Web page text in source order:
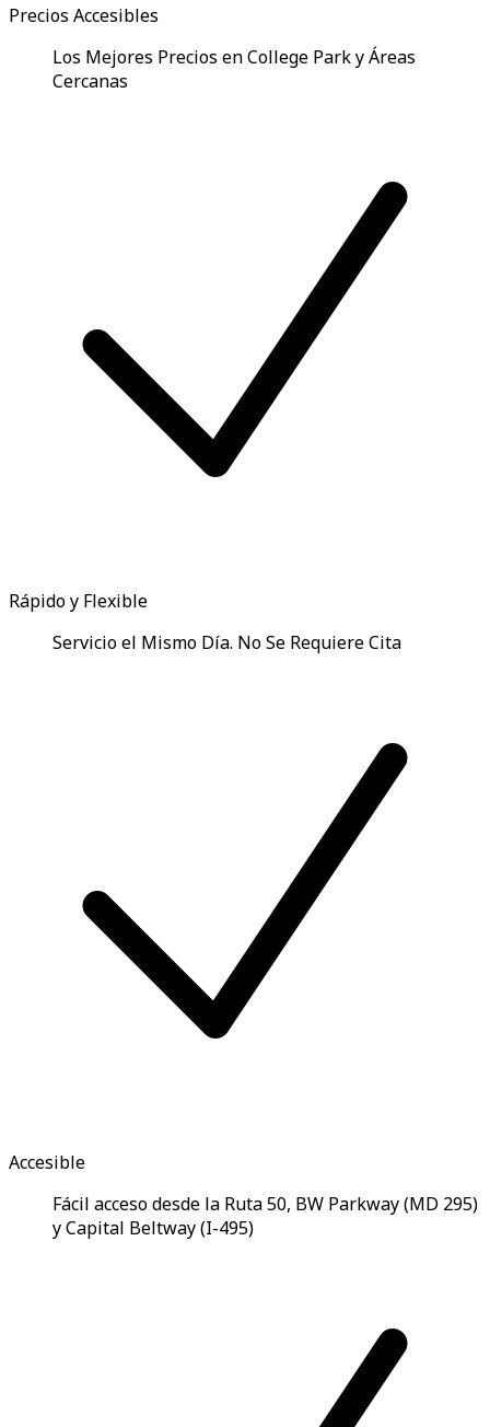
Precios Accesibles
Los Mejores Precios en College Park y Áreas
Cercanas
Rápido y Flexible
Servicio el Mismo Día. No Se Requiere Cita
Accesible
Fácil acceso desde la Ruta 50, BW Parkway (MD 295)
y Capital Beltway (I-495)